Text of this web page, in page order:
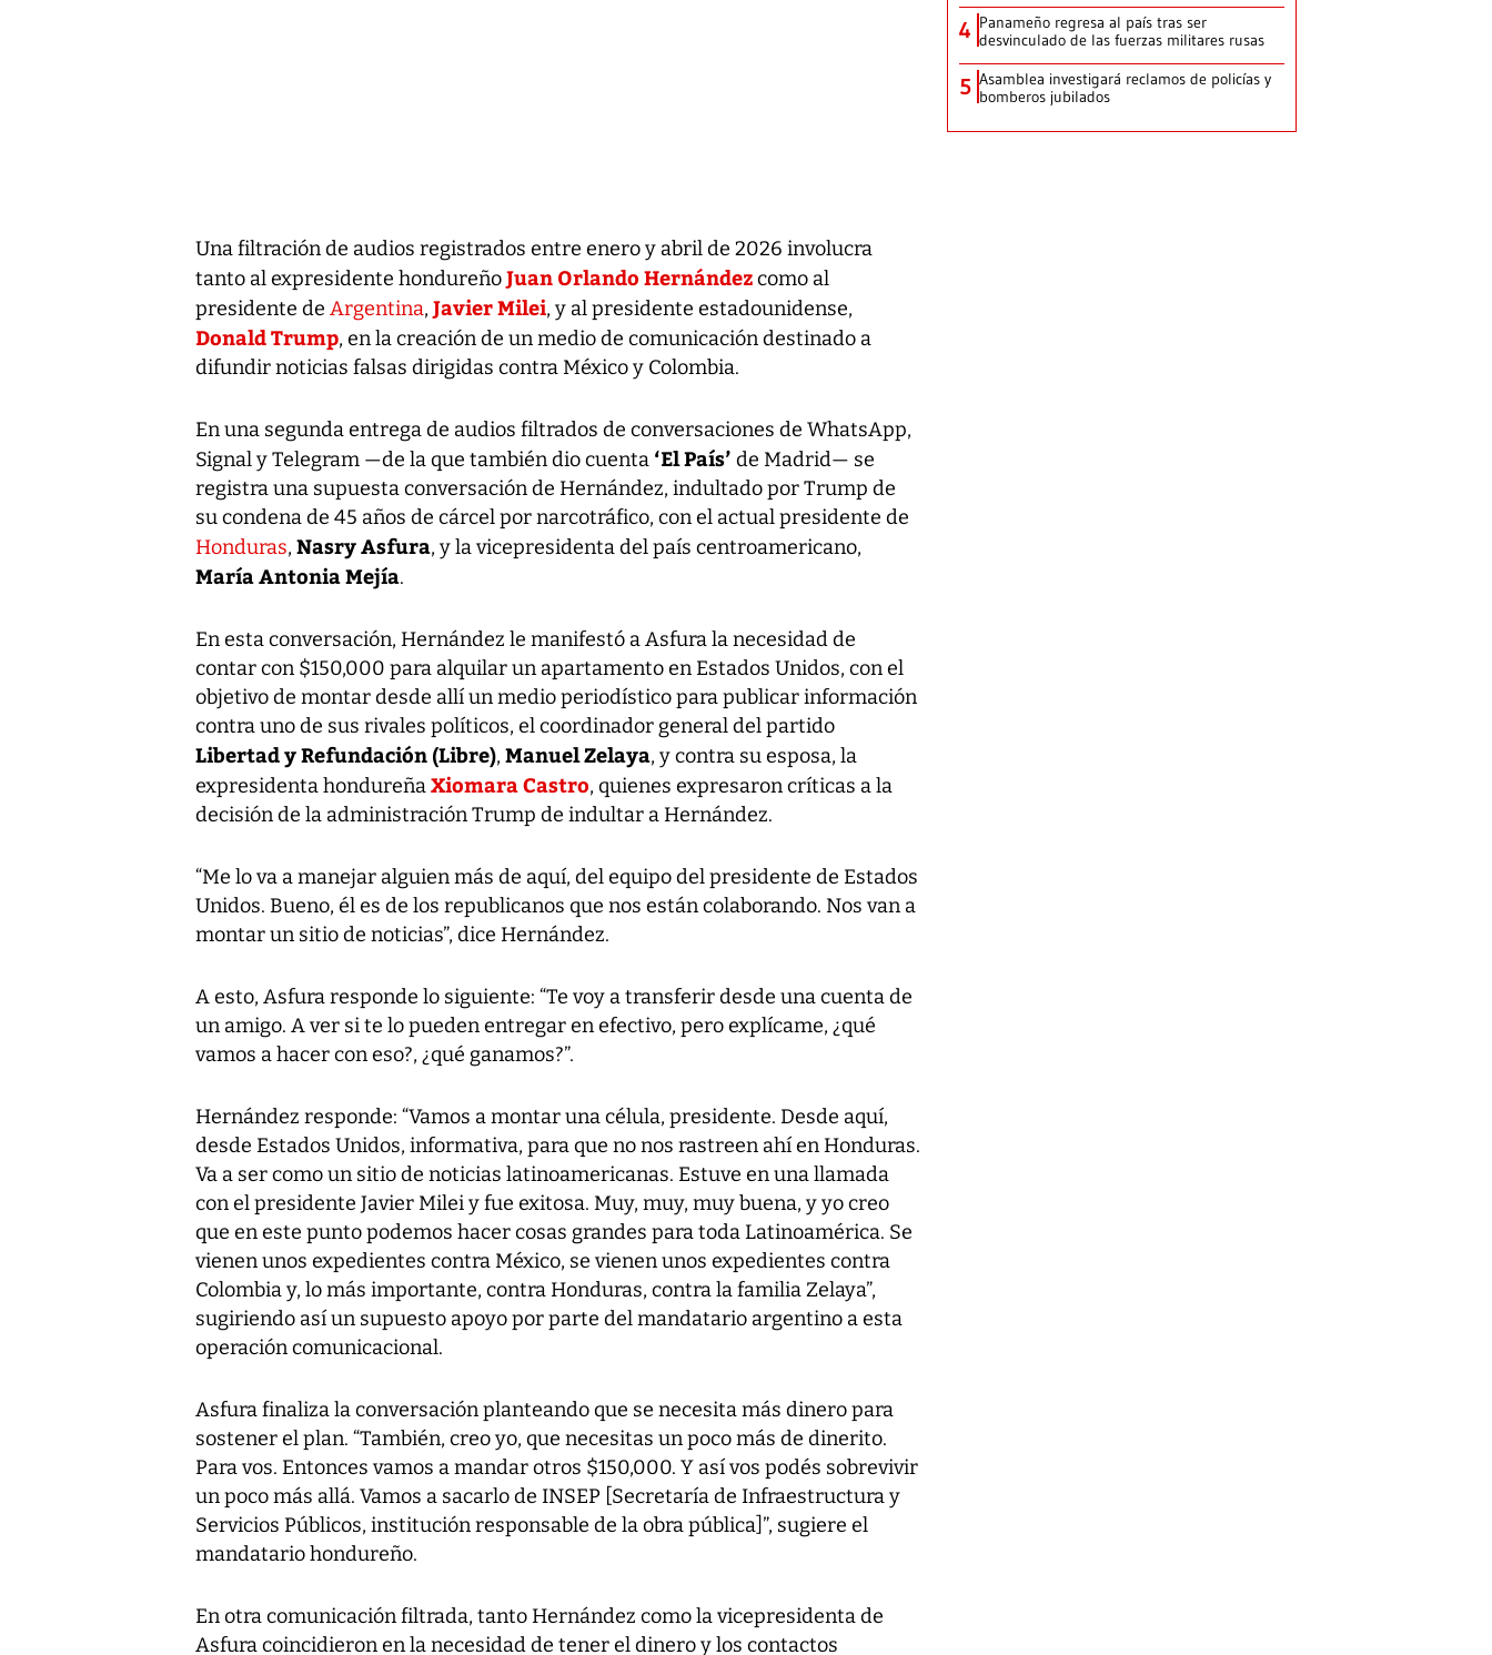
Una filtración de audios registrados entre enero y abril de 2026 involucra
tanto al expresidente hondureñoJuan Orlando Hernándezcomo al
presidente de Argentina, Javier Milei, y al presidente estadounidense,
Donald Trump, en la creación de un medio de comunicación destinado a
difundir noticias falsas dirigidas contra México y Colombia.
En una segunda entrega de audios filtrados de conversaciones de WhatsApp,
Signal y Telegram —de la que también dio cuenta ‘El País’ de Madrid— se
registra una supuesta conversación de Hernández, indultado por Trump de
su condena de 45 años de cárcel por narcotráfico, con el actual presidente de
Honduras, Nasry Asfura, y la vicepresidenta del país centroamericano,
María Antonia Mejía.
En esta conversación, Hernández le manifestó a Asfura la necesidad de
contar con $150,000 para alquilar un apartamento en Estados Unidos, con el
objetivo de montar desde allí un medio periodístico para publicar información
contra uno de sus rivales políticos, el coordinador general del partido
Libertad y Refundación (Libre), Manuel Zelaya, y contra su esposa, la
expresidenta hondureñaXiomara Castro, quienes expresaron críticas a la
decisión de la administración Trump de indultar a Hernández.
“Me lo va a manejar alguien más de aquí, del equipo del presidente de Estados
Unidos. Bueno, él es de los republicanos que nos están colaborando. Nos van a
montar un sitio de noticias”, dice Hernández.
A esto, Asfura responde lo siguiente: “Te voy a transferir desde una cuenta de
un amigo. A ver si te lo pueden entregar en efectivo, pero explícame, ¿qué
vamos a hacer con eso?, ¿qué ganamos?”.
Hernández responde: “Vamos a montar una célula, presidente. Desde aquí,
desde Estados Unidos, informativa, para que no nos rastreen ahí en Honduras.
Va a ser como un sitio de noticias latinoamericanas. Estuve en una llamada
con el presidente Javier Milei y fue exitosa. Muy, muy, muy buena, y yo creo
que en este punto podemos hacer cosas grandes para toda Latinoamérica. Se
vienen unos expedientes contra México, se vienen unos expedientes contra
Colombia y, lo más importante, contra Honduras, contra la familia Zelaya”,
sugiriendo así un supuesto apoyo por parte del mandatario argentino a esta
operación comunicacional.
Asfura finaliza la conversación planteando que se necesita más dinero para
sostener el plan. “También, creo yo, que necesitas un poco más de dinerito.
Para vos. Entonces vamos a mandar otros $150,000. Y así vos podés sobrevivir
un poco más allá. Vamos a sacarlo de INSEP [Secretaría de Infraestructura y
Servicios Públicos, institución responsable de la obra pública]”, sugiere el
mandatario hondureño.
En otra comunicación filtrada, tanto Hernández como la vicepresidenta de
Asfura coincidieron en la necesidad de tener el dinero y los contactos
4 Panameño regresa al país tras ser
desvinculado de las fuerzas militares rusas
5 Asamblea investigará reclamos de policías y
bomberos jubilados